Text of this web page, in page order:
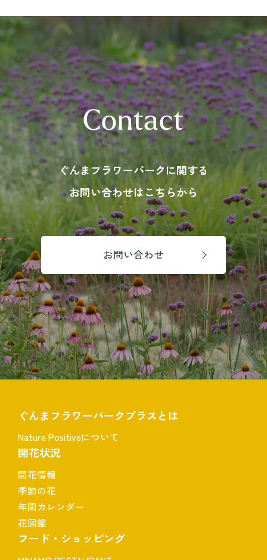
〒371-0246 群⾺県前橋市柏倉町2471-7
tel. 027-283-8189
Contact
ぐんまフラワーパークに関する
お問い合わせはこちらから
お問い合わせ
ぐんまフラワーパークプラスとは
Nature Positiveについて
開花状況
開花情報
季節の花
年間カレンダー
花図鑑
フード・ショッピング